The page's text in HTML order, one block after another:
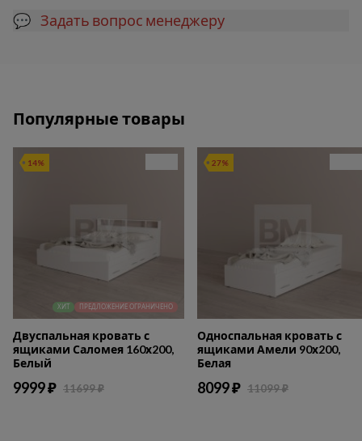
💬 Задать вопрос менеджеру
Популярные товары
14%
ХИТ ПРЕДЛОЖЕНИЕ ОГРАНИЧЕНО
Двуспальная кровать с
ящиками Саломея 160х200,
Белый
9999 ₽ 11699 ₽
27%
Односпальная кровать с
ящиками Амели 90х200,
Белая
8099 ₽ 11099 ₽